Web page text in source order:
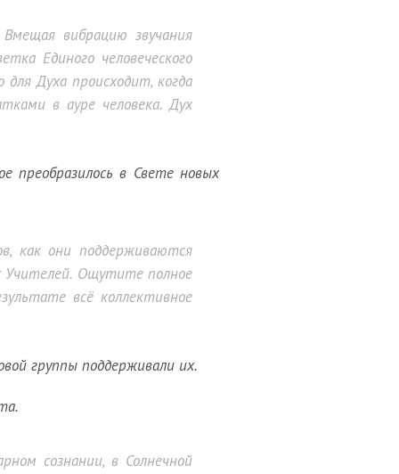
вибрацию звучания
Единого человеческого
Духа происходит, когда
в ауре человека. Дух
в Свете новых
как они поддерживаются
Учителей. Ощутите полное
всё коллективное
группы поддерживали их.
сознании, в Солнечной